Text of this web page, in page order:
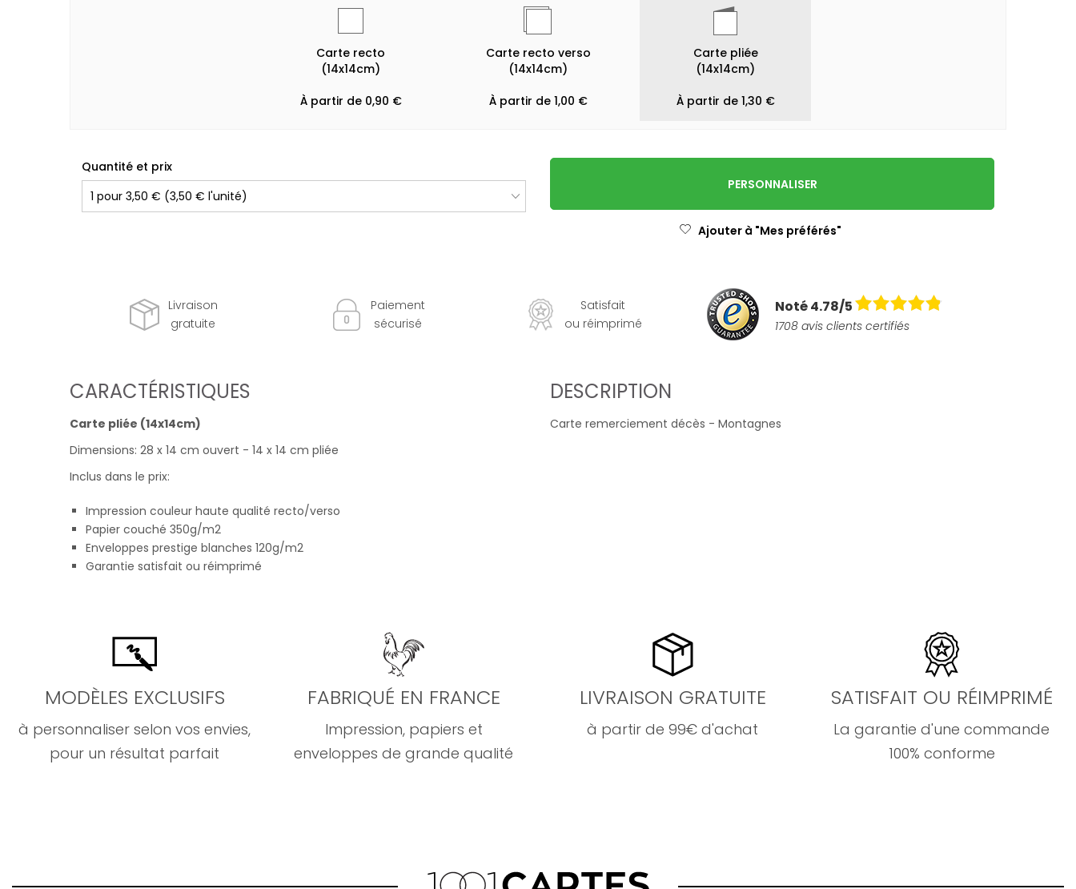
Carte recto
(14x14cm)
À partir de 0,90 €
Carte recto verso
(14x14cm)
À partir de 1,00 €
Carte pliée
(14x14cm)
À partir de 1,30 €
Quantité et prix
PERSONNALISER
Ajouter à "Mes préférés"
Livraison
gratuite
Paiement
sécurisé
Satisfait
ou réimprimé
Noté 4.78/5
1708 avis clients certifiés
CARACTÉRISTIQUES
Carte pliée (14x14cm)
Dimensions: 28 x 14 cm ouvert - 14 x 14 cm pliée
Inclus dans le prix:
Impression couleur haute qualité recto/verso
Papier couché 350g/m2
Enveloppes prestige blanches 120g/m2
Garantie satisfait ou réimprimé
DESCRIPTION
Carte remerciement décès - Montagnes
MODÈLES EXCLUSIFS
à personnaliser selon vos envies,
pour un résultat parfait
FABRIQUÉ EN FRANCE
Impression, papiers et
enveloppes de grande qualité
LIVRAISON GRATUITE
à partir de 99€ d'achat
SATISFAIT OU RÉIMPRIMÉ
La garantie d'une commande
100% conforme